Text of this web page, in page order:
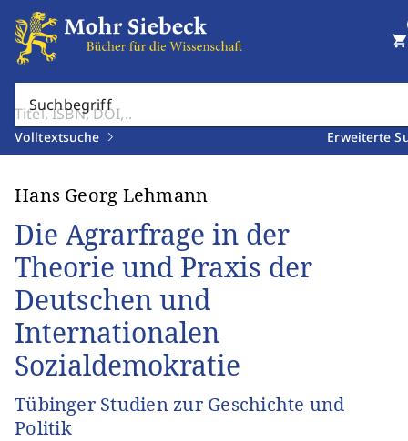
Suchbegriff
Volltextsuche Erweiterte
shopping_cart
Hans Georg Lehmann
Die Agrarfrage in der
Theorie und Praxis der
Deutschen und
Internationalen
Sozialdemokratie
Tübinger Studien zur Geschichte und
Politik